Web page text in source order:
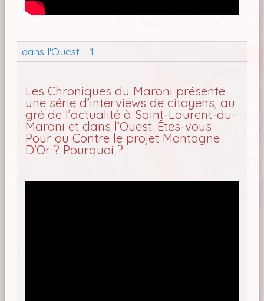
dans l'Ouest - 1
Les Chroniques du Maroni présente
une série d’interviews de citoyens, au
gré de l’actualité à Saint-Laurent-du-
Maroni et dans l’Ouest. Êtes-vous
Pour ou Contre le projet Montagne
D'Or ? Pourquoi ?